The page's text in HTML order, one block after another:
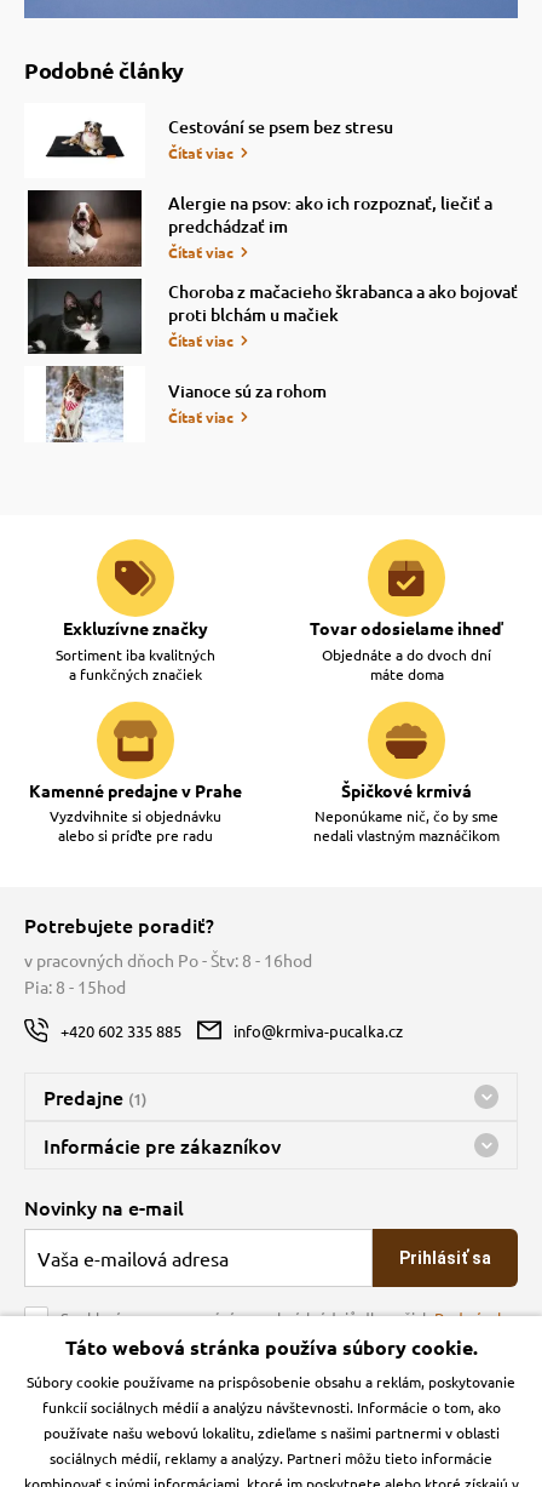
Podobné články
Cestování se psem bez stresu
Čítať viac
Alergie na psov: ako ich rozpoznať, liečiť a
predchádzať im
Čítať viac
Choroba z mačacieho škrabanca a ako bojovať
proti blchám u mačiek
Čítať viac
Vianoce sú za rohom
Čítať viac
Exkluzívne značky
Sortiment iba kvalitných
a funkčných značiek
Tovar odosielame ihneď
Objednáte a do dvoch dní
máte doma
Kamenné predajne v Prahe
Vyzdvihnite si objednávku
alebo si príďte pre radu
Špičkové krmivá
Neponúkame nič, čo by sme
nedali vlastným maznáčikom
Potrebujete poradiť?
v pracovných dňoch Po - Štv: 8 - 16hod
Pia: 8 - 15hod
+420 602 335 885 info@krmiva-pucalka.cz
Predajne (1)
Predajňa a sklad Kbely
Informácie pre zákazníkov
O spoločnosti
Veľkoobchod
Obchodné podmienky
Kontakt
Podmienky ochrany osobných údajov
Zásady používanie cookies a Google Analytics
Novinky na e-mail
Prihlásiť sa
Souhlasím se zpracováním osobních údajů dle našichPodmínek
ochrany osobních údajů
Krmiva Pučálka na sociálnych sieťach
Instagran Facebook
Táto webová stránka používa súbory cookie.
Súbory cookie používame na prispôsobenie obsahu a reklám, poskytovanie
funkcií sociálnych médií a analýzu návštevnosti. Informácie o tom, ako
používate našu webovú lokalitu, zdieľame s našimi partnermi v oblasti
sociálnych médií, reklamy a analýzy. Partneri môžu tieto informácie